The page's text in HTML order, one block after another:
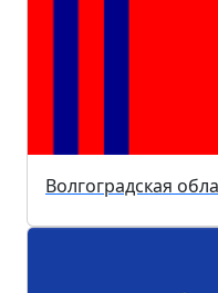
Волгоградская